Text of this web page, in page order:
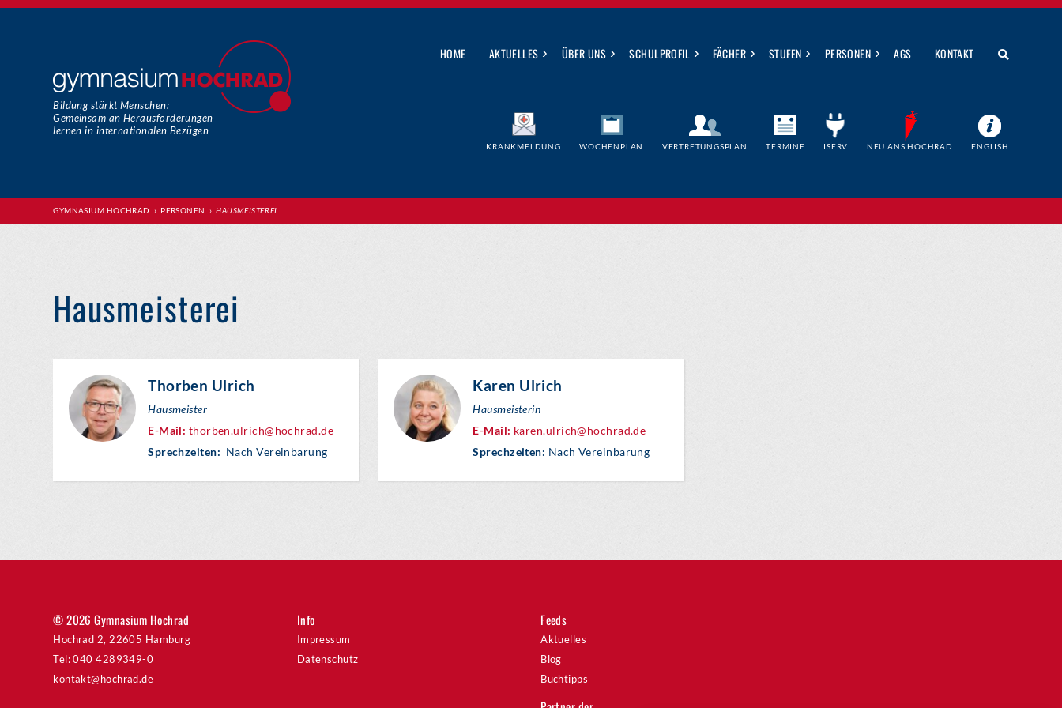
HOME AKTUELLES › ÜBER UNS › SCHULPROFIL › FÄCHER › STUFEN › PERSONEN › AGS KONTAKT
Bildung stärkt Menschen:
Gemeinsam an Herausforderungen
lernen in internationalen Bezügen
KRANKMELDUNG WOCHENPLAN VERTRETUNGSPLAN TERMINE ISERV NEU ANS HOCHRAD ENGLISH
GYMNASIUM HOCHRAD › PERSONEN › HAUSMEISTEREI
Hausmeisterei
Thorben Ulrich
Hausmeister
E-Mail: thorben.ulrich@hochrad.de
Sprechzeiten: Nach Vereinbarung
Karen Ulrich
Hausmeisterin
E-Mail: karen.ulrich@hochrad.de
Sprechzeiten: Nach Vereinbarung
© 2026 Gymnasium Hochrad
Hochrad 2, 22605 Hamburg
Tel: 040 4289349-0
kontakt@hochrad.de
Info
Impressum
Datenschutz
Feeds
Aktuelles
Blog
Buchtipps